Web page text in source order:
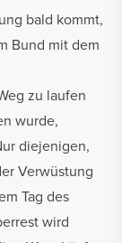
bald kommt,
Bund mit dem
zu laufen
wurde,
diejenigen,
Verwüstung
Tag des
wird